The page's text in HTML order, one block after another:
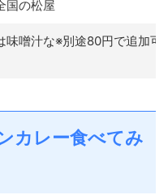
国の松屋
味噌汁な※別途80円で追加可
カレー食べてみ